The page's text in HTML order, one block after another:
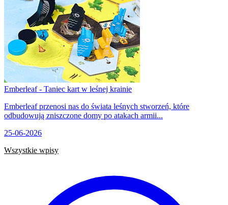
Emberleaf - Taniec kart w leśnej krainie
Emberleaf przenosi nas do świata leśnych stworzeń, które
odbudowują zniszczone domy po atakach armii...
25-06-2026
Wszystkie wpisy